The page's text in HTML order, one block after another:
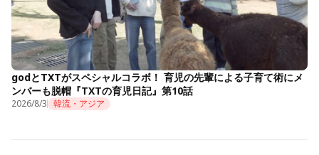
godとTXTがスペシャルコラボ！ 育児の先輩による子育て術にメ
ンバーも脱帽『TXTの育児日記』第10話
2026/8/3 韓流・アジア